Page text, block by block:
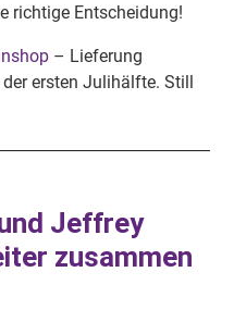
richtige Entscheidung!
– Lieferung
ersten Julihälfte. Still
Jeffrey
zusammen